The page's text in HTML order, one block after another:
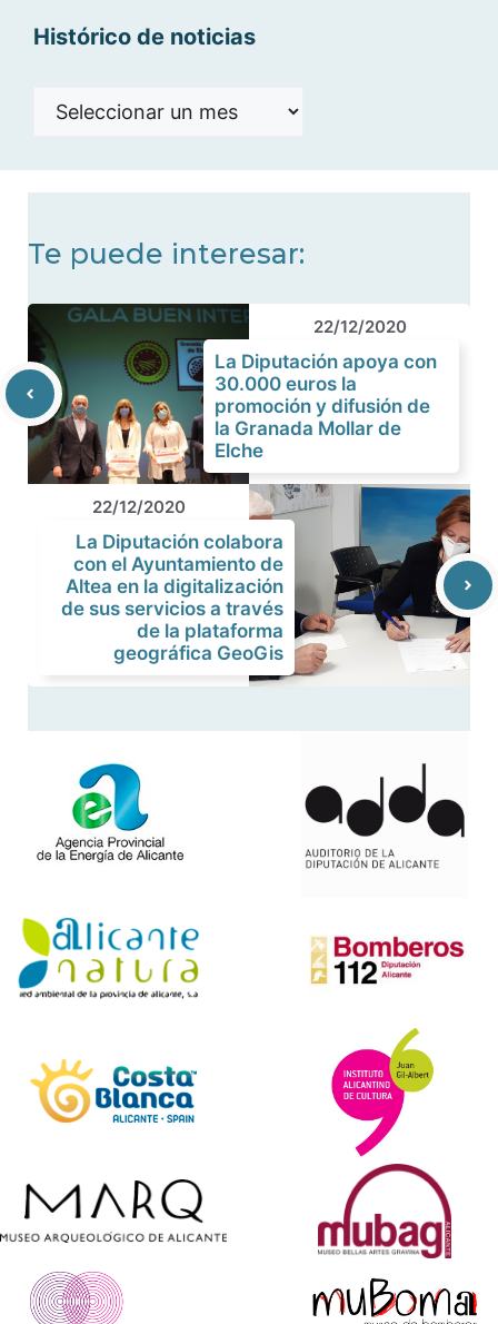
Histórico de noticias
Histórico
Te puede interesar:
22/12/2020
La Diputación apoya con
30.000 euros la
promoción y difusión de
la Granada Mollar de
Elche
22/12/2020
La Diputación colabora
con el Ayuntamiento de
Altea en la digitalización
de sus servicios a través
de la plataforma
geográfica GeoGis